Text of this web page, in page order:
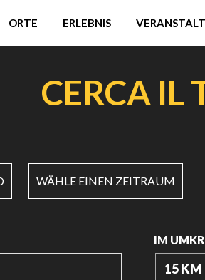
ORTE ERLEBNIS
CERCA IL
WÄHLE EINEN ZEITRAUM
IM
15 KM